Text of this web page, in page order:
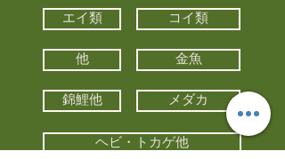
エイ類 コイ類
他 金魚
錦鯉他 メダカ
ヘビ・トカゲ他